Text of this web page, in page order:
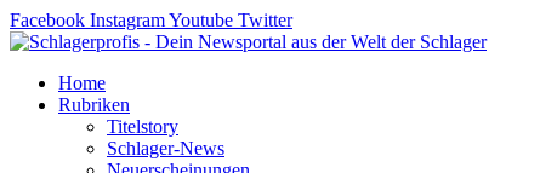
Zum
Inhalt
Facebook InstagramYoutube Twitter
Home
Rubriken
Titelstory
Schlager-News